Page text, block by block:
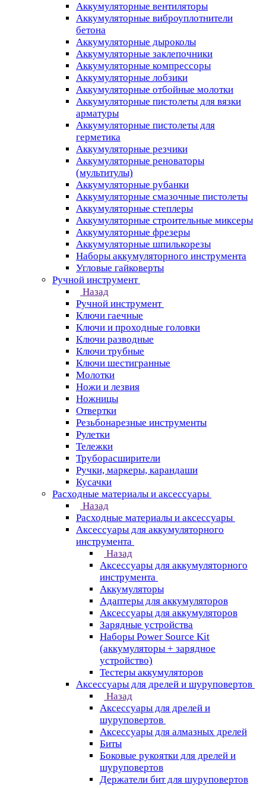
Аккумуляторные вентиляторы
Аккумуляторные виброуплотнители
бетона
Аккумуляторные дыроколы
Аккумуляторные заклепочники
Аккумуляторные компрессоры
Аккумуляторные лобзики
Аккумуляторные отбойные молотки
Аккумуляторные пистолеты для вязки
арматуры
Аккумуляторные пистолеты для
герметика
Аккумуляторные резчики
Аккумуляторные реноваторы
(мультитулы)
Аккумуляторные рубанки
Аккумуляторные смазочные пистолеты
Аккумуляторные степлеры
Аккумуляторные строительные миксеры
Аккумуляторные фрезеры
Аккумуляторные шпилькорезы
Наборы аккумуляторного инструмента
Угловые гайковерты
Ручной инструмент
Назад
Ручной инструмент
Ключи гаечные
Ключи и проходные головки
Ключи разводные
Ключи трубные
Ключи шестигранные
Молотки
Ножи и лезвия
Ножницы
Отвертки
Резьбонарезные инструменты
Рулетки
Тележки
Труборасширители
Ручки, маркеры, карандаши
Кусачки
Расходные материалы и аксессуары
Назад
Расходные материалы и аксессуары
Аксессуары для аккумуляторного
инструмента
Назад
Аксессуары для аккумуляторного
инструмента
Aккумуляторы
Адаптеры для аккумуляторов
Аксессуары для аккумуляторов
Зарядные устройства
Наборы Power Source Kit
(аккумуляторы + зарядное
устройство)
Тестеры аккумуляторов
Аксессуары для дрелей и шуруповертов
Назад
Аксессуары для дрелей и
шуруповертов
Аксессуары для алмазных дрелей
Биты
Боковые рукоятки для дрелей и
шуруповертов
Держатели бит для шуруповертов